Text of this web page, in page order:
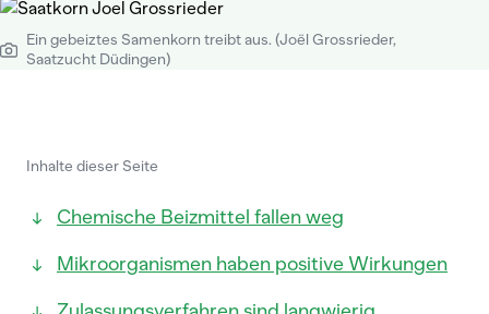
Ein gebeiztes Samenkorn treibt aus. (Joël Grossrieder,
Saatzucht Düdingen)
Inhalte dieser Seite
Chemische Beizmittel fallen weg
Mikroorganismen haben positive Wirkungen